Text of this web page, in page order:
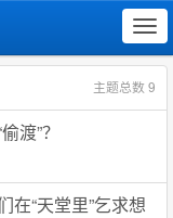
主题总数 9
渡”？
在“天堂里”乞求想